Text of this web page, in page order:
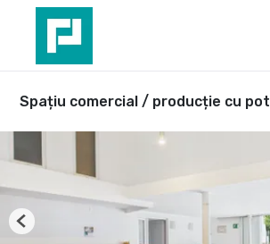
Spațiu comercial / producție cu
Previous